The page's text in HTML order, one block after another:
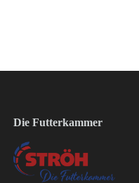
Die Futterkammer